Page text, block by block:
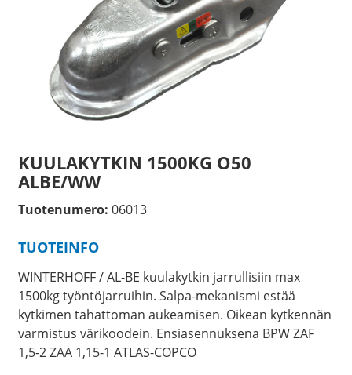
KUULAKYTKIN 1500KG O50
ALBE/WW
Tuotenumero: 06013
TUOTEINFO
WINTERHOFF / AL-BE kuulakytkin jarrullisiin max
1500kg työntöjarruihin. Salpa-mekanismi estää
kytkimen tahattoman aukeamisen. Oikean kytkennän
varmistus värikoodein. Ensiasennuksena BPW ZAF
1,5-2 ZAA 1,15-1 ATLAS-COPCO